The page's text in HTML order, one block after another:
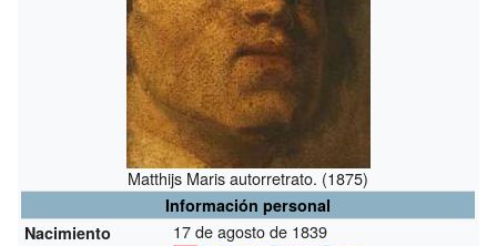
Matthijs Maris autorretrato. (1875)
Información personal
Nacimiento
17 de agosto de 1839